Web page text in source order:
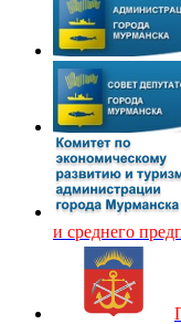
и среднего